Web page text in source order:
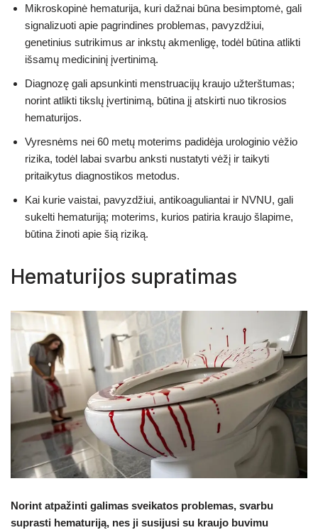
Mikroskopinė hematurija, kuri dažnai būna besimptomė, gali
signalizuoti apie pagrindines problemas, pavyzdžiui,
genetinius sutrikimus ar inkstų akmenligę, todėl būtina atlikti
išsamų medicininį įvertinimą.
Diagnozę gali apsunkinti menstruacijų kraujo užterštumas;
norint atlikti tikslų įvertinimą, būtina jį atskirti nuo tikrosios
hematurijos.
Vyresnėms nei 60 metų moterims padidėja urologinio vėžio
rizika, todėl labai svarbu anksti nustatyti vėžį ir taikyti
pritaikytus diagnostikos metodus.
Kai kurie vaistai, pavyzdžiui, antikoaguliantai ir NVNU, gali
sukelti hematuriją; moterims, kurios patiria kraujo šlapime,
būtina žinoti apie šią riziką.
Hematurijos supratimas
Norint atpažinti galimas sveikatos problemas, svarbu
suprasti hematuriją, nes ji susijusi su kraujo buvimu